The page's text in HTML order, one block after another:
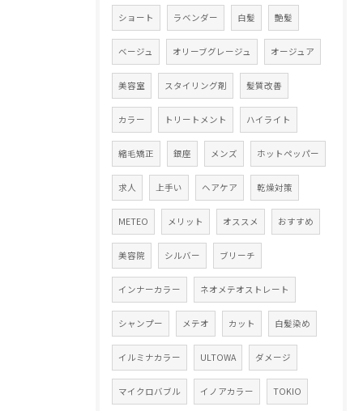
ショート ラベンダー 白髪 艶髪
ベージュ オリーブグレージュ オージュア
美容室 スタイリング剤 髪質改善
カラー トリートメント ハイライト
縮毛矯正 銀座 メンズ ホットペッパー
求人 上手い ヘアケア 乾燥対策
METEO メリット オススメ おすすめ
美容院 シルバー ブリーチ
インナーカラー ネオメテオストレート
シャンプー メテオ カット 白髪染め
イルミナカラー ULTOWA ダメージ
マイクロバブル イノアカラー TOKIO